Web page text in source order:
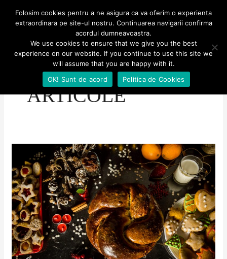
Aventuri culinare
MENU
MENU
ARTICOLE
săptămână
din
2021
–
plan
versus
Folosim cookies pentru a ne asigura ca va oferim o experienta
extraordinara pe site-ul nostru. Continuarea navigarii confirma
acordul dumneavoastra.
We use cookies to ensure that we give you the best
experience on our website. If you continue to use this site we
will assume that you are happy with it.
OK! Sunt de acord
Politica de Cookies